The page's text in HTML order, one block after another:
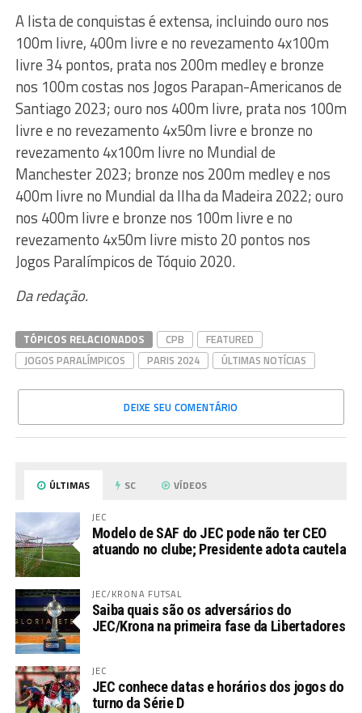
A lista de conquistas é extensa, incluindo ouro nos
100m livre, 400m livre e no revezamento 4x100m
livre 34 pontos, prata nos 200m medley e bronze
nos 100m costas nos Jogos Parapan-Americanos de
Santiago 2023; ouro nos 400m livre, prata nos 100m
livre e no revezamento 4x50m livre e bronze no
revezamento 4x100m livre no Mundial de
Manchester 2023; bronze nos 200m medley e nos
400m livre no Mundial da Ilha da Madeira 2022; ouro
nos 400m livre e bronze nos 100m livre e no
revezamento 4x50m livre misto 20 pontos nos
Jogos Paralímpicos de Tóquio 2020.
Da redação.
TÓPICOS RELACIONADOS CPB
FEATURED
JOGOS PARALÍMPICOS
PARIS 2024 ÚLTIMAS NOTÍCIAS
DEIXE SEU COMENTÁRIO
ÚLTIMAS SC VÍDEOS
JEC
Modelo de SAF do JEC pode não ter CEO
atuando no clube; Presidente adota cautela
JEC/KRONA FUTSAL
Saiba quais são os adversários do
JEC/Krona na primeira fase da Libertadores
JEC
JEC conhece datas e horários dos jogos do
turno da Série D